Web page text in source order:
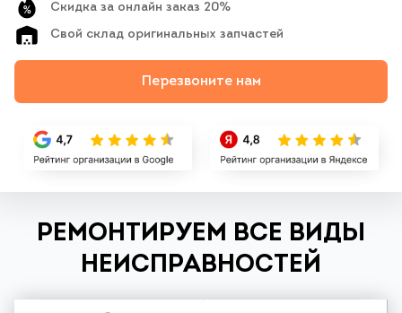
Скидка за онлайн заказ 20%
Свой склад оригинальных запчастей
Перезвоните нам
РЕМОНТИРУЕМ ВСЕ ВИДЫ
НЕИСПРАВНОСТЕЙ